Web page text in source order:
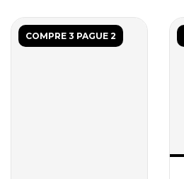
COMPRE 3 PAGUE 2